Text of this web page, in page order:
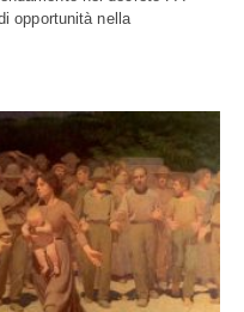
opportunità nella